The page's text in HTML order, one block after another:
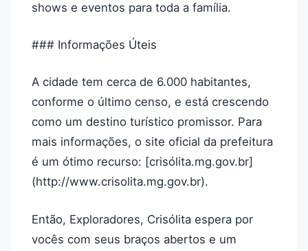
shows e eventos para toda a família.
### Informações Úteis
A cidade tem cerca de 6.000 habitantes,
conforme o último censo, e está crescendo
como um destino turístico promissor. Para
mais informações, o site oficial da prefeitura
é um ótimo recurso: [crisólita.mg.gov.br]
(http://www.crisolita.mg.gov.br).
Então, Exploradores, Crisólita espera por
vocês com seus braços abertos e um